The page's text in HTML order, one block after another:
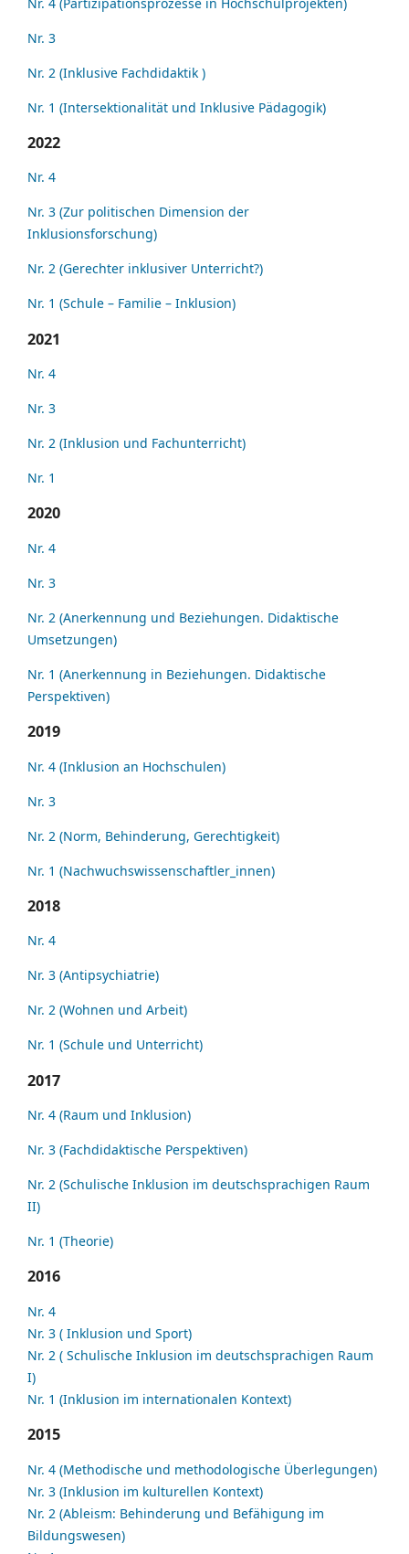
Nr. 3
Nr. 2 (Inklusive Fachdidaktik )
Nr. 1 (Intersektionalität und Inklusive Pädagogik)
2022
Nr. 4
Nr. 3 (Zur politischen Dimension der
Inklusionsforschung)
Nr. 2 (Gerechter inklusiver Unterricht?)
Nr. 1 (Schule – Familie – Inklusion)
2021
Nr. 4
Nr. 3
Nr. 2 (Inklusion und Fachunterricht)
Nr. 1
2020
Nr. 4
Nr. 3
Nr. 2 (Anerkennung und Beziehungen. Didaktische
Umsetzungen)
Nr. 1 (Anerkennung in Beziehungen. Didaktische
Perspektiven)
2019
Nr. 4 (Inklusion an Hochschulen)
Nr. 3
Nr. 2 (Norm, Behinderung, Gerechtigkeit)
Nr. 1 (Nachwuchswissenschaftler_innen)
2018
Nr. 4
Nr. 3 (Antipsychiatrie)
Nr. 2 (Wohnen und Arbeit)
Nr. 1 (Schule und Unterricht)
2017
Nr. 4 (Raum und Inklusion)
Nr. 3 (Fachdidaktische Perspektiven)
Nr. 2 (Schulische Inklusion im deutschsprachigen Raum
II)
Nr. 1 (Theorie)
2016
Nr. 4
Nr. 3 ( Inklusion und Sport)
Nr. 2 ( Schulische Inklusion im deutschsprachigen Raum
I)
Nr. 1 (Inklusion im internationalen Kontext)
2015
Nr. 4 (Methodische und methodologische Überlegungen)
Nr. 3 (Inklusion im kulturellen Kontext)
Nr. 2 (Ableism: Behinderung und Befähigung im
Bildungswesen)